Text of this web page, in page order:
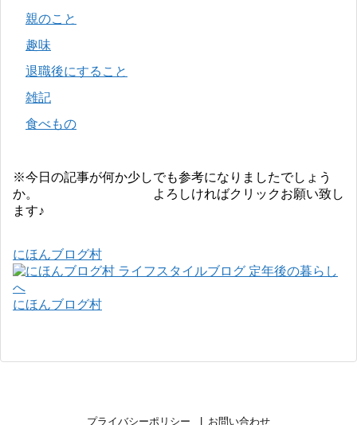
親のこと
趣味
退職後にすること
雑記
食べもの
※今日の記事が何か少しでも参考になりましたでしょう
か。 よろしければクリックお願い致し
ます♪
にほんブログ村
にほんブログ村
プライバシーポリシー お問い合わせ